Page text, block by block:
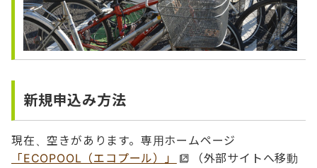
新規申込み方法
現在、空きがあります。専用ホームページ
「ECOPOOL（エコプール）」
（外部サイトへ移動